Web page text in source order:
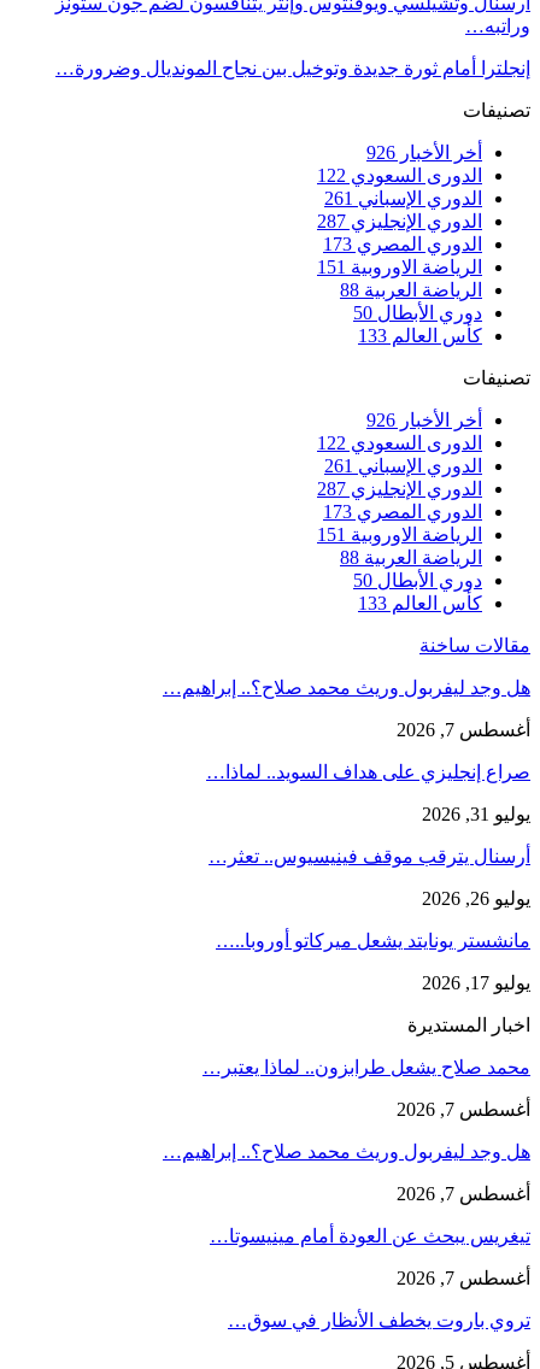
وراتبه…
إنجلترا أمام ثورة جديدة وتوخيل بين نجاح المونديال وضرورة…
تصنيفات
أخر الأخبار 926
الدورى السعودي 122
الدوري الإسباني 261
الدوري الإنجليزي 287
الدوري المصري 173
الرياضة الاوروبية 151
الرياضة العربية 88
دوري الأبطال 50
كأس العالم 133
تصنيفات
أخر الأخبار 926
الدورى السعودي 122
الدوري الإسباني 261
الدوري الإنجليزي 287
الدوري المصري 173
الرياضة الاوروبية 151
الرياضة العربية 88
دوري الأبطال 50
كأس العالم 133
مقالات ساخنة
هل وجد ليفربول وريث محمد صلاح؟.. إبراهيم…
أغسطس 7, 2026
صراع إنجليزي على هداف السويد.. لماذا…
يوليو 31, 2026
أرسنال يترقب موقف فينيسيوس.. تعثر…
يوليو 26, 2026
مانشستر يونايتد يشعل ميركاتو أوروبا..…
يوليو 17, 2026
اخبار المستديرة
محمد صلاح يشعل طرابزون.. لماذا يعتبر…
أغسطس 7, 2026
هل وجد ليفربول وريث محمد صلاح؟.. إبراهيم…
أغسطس 7, 2026
تيغريس يبحث عن العودة أمام مينيسوتا…
أغسطس 7, 2026
تروي باروت يخطف الأنظار في سوق…
أغسطس 5, 2026